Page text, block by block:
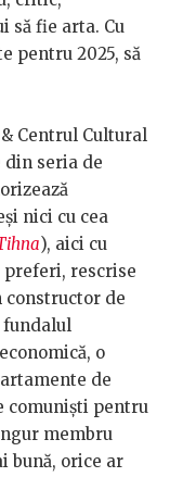
să fie arta. Cu
pentru 2025, să
Centrul Cultural
din seria de
nici cu cea
), aici cu
preferi, rescrise
constructor de
fundalul
o
de
comuniști pentru
membru
bună, orice ar